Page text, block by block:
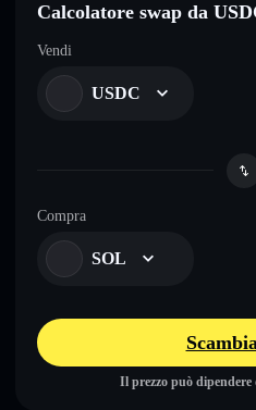
Calcolatore swap da
Vendi
USDC
Compra
SOL
Il prezzo può